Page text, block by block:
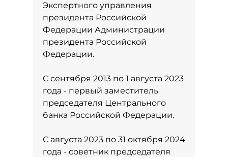
Экспертного управления
президента Российской
Федерации Администрации
президента Российской
Федерации.
С сентября 2013 по 1 августа 2023
года - первый заместитель
председателя Центрального
банка Российской Федерации.
С августа 2023 по 31 октября 2024
года - советник председателя